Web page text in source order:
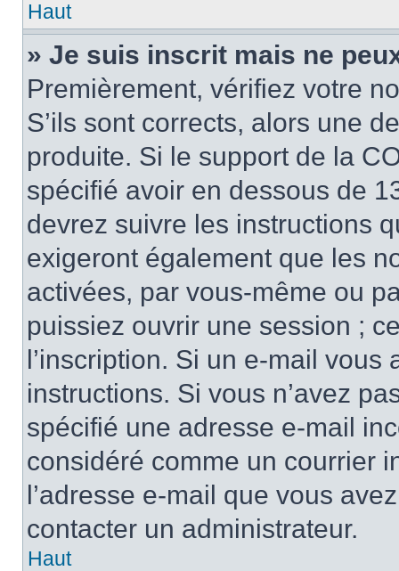
Haut
» Je suis inscrit mais ne
Premièrement, vérifiez votre
S’ils sont corrects, alors une
produite. Si le support de la
spécifié avoir en dessous de
devrez suivre les instructions
exigeront également que les
activées, par vous-même ou
puissiez ouvrir une session ;
l’inscription. Si un e-mail
instructions. Si vous n’avez
spécifié une adresse e-mail
considéré comme un courrier
l’adresse e-mail que vous
contacter un administrateur.
Haut